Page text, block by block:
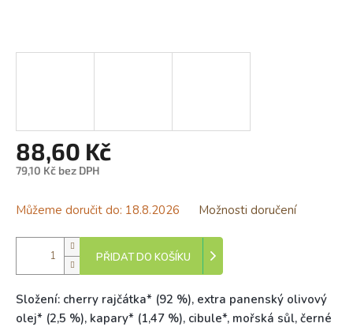
88,60 Kč
79,10 Kč bez DPH
cena:
Můžeme doručit do: 18.8.2026 Možnosti doručení
PŘIDAT DO KOŠÍKU
Složení: cherry rajčátka* (92 %), extra panenský olivový
olej* (2,5 %), kapary* (1,47 %), cibule*, mořská sůl, černé